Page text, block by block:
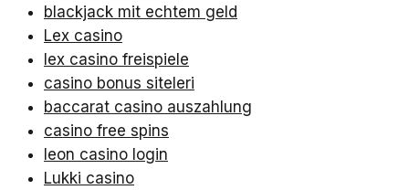
blackjack mit echtem geld
Lex casino
lex casino freispiele
casino bonus siteleri
baccarat casino auszahlung
casino free spins
leon casino login
Lukki casino